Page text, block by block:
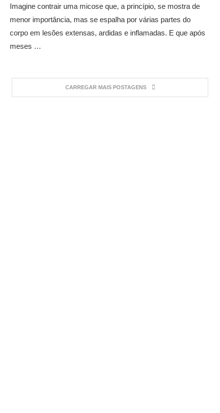
Imagine contrair uma micose que, a princípio, se mostra de
menor importância, mas se espalha por várias partes do
corpo em lesões extensas, ardidas e inflamadas. E que após
meses …
CARREGAR MAIS POSTAGENS